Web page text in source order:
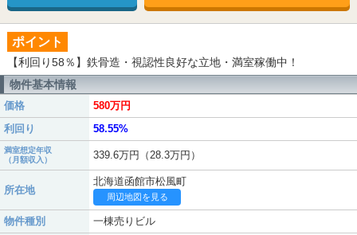
ポイント
【利回り58％】鉄骨造・視認性良好な立地・満室稼働中！
物件基本情報
価格
580万円
利回り
58.55%
満室想定年収
（月額収入）
339.6万円（28.3万円）
所在地
北海道函館市松風町
周辺地図を見る
物件種別
一棟売りビル